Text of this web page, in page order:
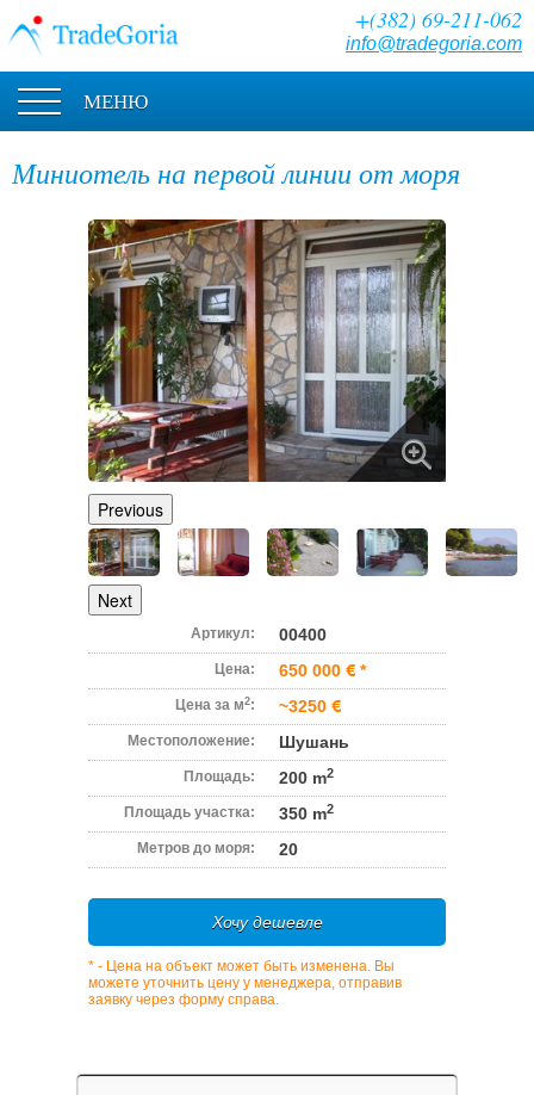
+(382) 69-211-062
info@tradegoria.com
МЕНЮ
Миниотель на первой линии от моря
Previous
Next
Артикул: 00400
Цена: 650 000 *
Цена за м2: ~3250
Местоположение: Шушань
Площадь: 200 m2
Площадь участка: 350 m2
Метров до моря: 20
Хочу дешевле
* - Цена на объект может быть изменена. Вы
можете уточнить цену у менеджера, отправив
заявку через форму справа.